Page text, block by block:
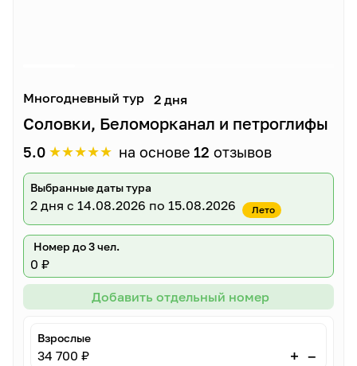
Многодневный тур 2 дня
Соловки, Беломорканал и петроглифы
5.0 ★★★★★ на основе 12 отзывов
Выбранные даты тура
2 дня с 14.08.2026 по 15.08.2026 Лето
Номер до 3 чел.
0 ₽
Добавить отдельный номер
Взрослые
34 700 ₽ + –